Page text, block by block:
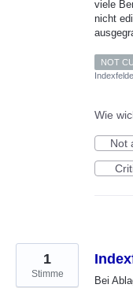
viele
nicht
NOT
Wie
Not
Bei
1
Stimme